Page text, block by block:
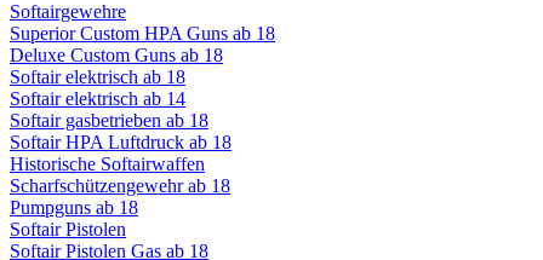
Softairgewehre
Superior Custom HPA Guns ab 18
Deluxe Custom Guns ab 18
Softair elektrisch ab 18
Softair elektrisch ab 14
Softair gasbetrieben ab 18
Softair HPA Luftdruck ab 18
Historische Softairwaffen
Scharfschützengewehr ab 18
Pumpguns ab 18
Softair Pistolen
Softair Pistolen Gas ab 18